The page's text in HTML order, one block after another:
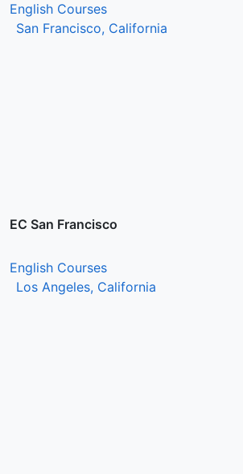
English Courses
San Francisco, California
EC San Francisco
English Courses
Los Angeles, California